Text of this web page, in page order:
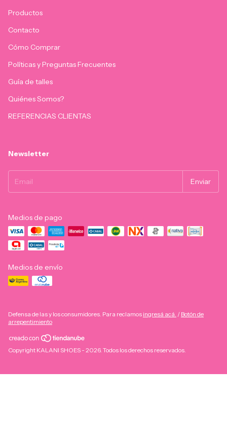
Productos
Contacto
Cómo Comprar
Políticas y Preguntas Frecuentes
Guía de talles
Quiénes Somos?
REFERENCIAS CLIENTAS
Newsletter
Medios de pago
Medios de envío
Defensa de las y los consumidores. Para reclamos ingresá acá. / Botón de
arrepentimiento
Copyright KALANI SHOES - 2026. Todos los derechos reservados.